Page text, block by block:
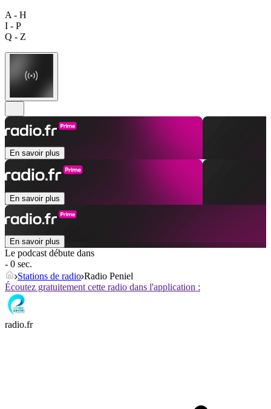
A - H
I - P
Q - Z
En savoir plus
En savoir plus
En savoir plus
Le podcast débute dans
- 0 sec.
Stations de radio Radio Peniel
Écoutez gratuitement cette radio dans l'application :
radio.fr